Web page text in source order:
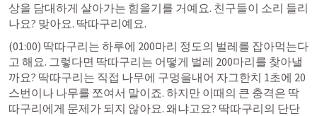
상을 담대하게 살아가는 힘을기를 거예요. 친구들이 소리 들리
나요? 맞아요. 딱따구리예요.
(01:00) 딱따구리는 하루에 200마리 정도의 벌레를 잡아먹는다
고 해요. 그렇다면 딱따구리는 어떻게 벌레 200마리를 찾아낼
까요? 딱따구리는 직접 나무에 구멍을내어 자그한치 1초에 20
스번이나 나무를 쪼여서 말이죠. 하지만 이때의 큰 충격은 딱
따구리에게 문제가 되지 않아요. 왜냐고요? 딱따구리의 단단